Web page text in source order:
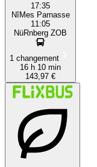
17:35
NîMes Parnasse
11:05
NüRnberg ZOB
1 changement
16 h 10 min
143,97 €